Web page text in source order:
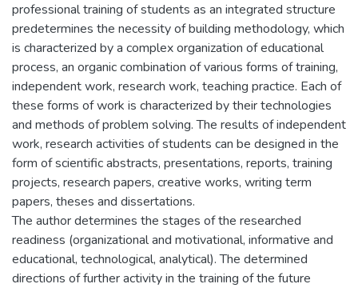
professional training of students as an integrated structure
predetermines the necessity of building methodology, which
is characterized by a complex organization of educational
process, an organic combination of various forms of training,
independent work, research work, teaching practice. Each of
these forms of work is characterized by their technologies
and methods of problem solving. The results of independent
work, research activities of students can be designed in the
form of scientific abstracts, presentations, reports, training
projects, research papers, creative works, writing term
papers, theses and dissertations.
The author determines the stages of the researched
readiness (organizational and motivational, informative and
educational, technological, analytical). The determined
directions of further activity in the training of the future